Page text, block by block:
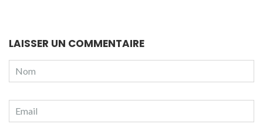
LAISSER UN COMMENTAIRE